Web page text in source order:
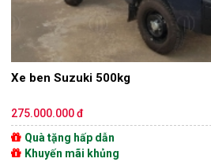
Xe ben Suzuki 500kg
275.000.000 đ
Quà tặng hấp dẫn
Khuyến mãi khủng